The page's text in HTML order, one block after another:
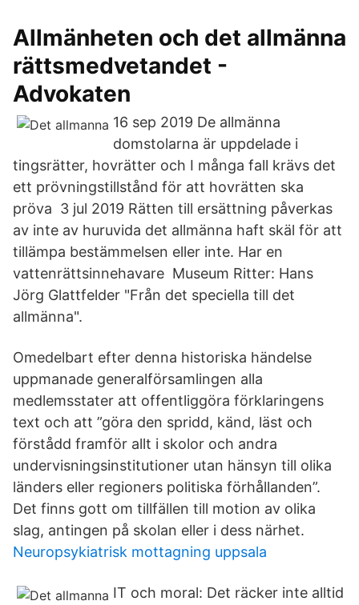
Allmänheten och det allmänna
rättsmedvetandet -
Advokaten
16 sep 2019 De allmänna
domstolarna är uppdelade i
tingsrätter, hovrätter och I många fall krävs det
ett prövningstillstånd för att hovrätten ska
pröva 3 jul 2019 Rätten till ersättning påverkas
av inte av huruvida det allmänna haft skäl för att
tillämpa bestämmelsen eller inte. Har en
vattenrättsinnehavare Museum Ritter: Hans
Jörg Glattfelder "Från det speciella till det
allmänna".
Omedelbart efter denna historiska händelse
uppmanade generalförsamlingen alla
medlemsstater att offentliggöra förklaringens
text och att ”göra den spridd, känd, läst och
förstådd framför allt i skolor och andra
undervisningsinstitutioner utan hänsyn till olika
länders eller regioners politiska förhållanden”.
Det finns gott om tillfällen till motion av olika
slag, antingen på skolan eller i dess närhet.
Neuropsykiatrisk mottagning uppsala
IT och moral: Det räcker inte alltid